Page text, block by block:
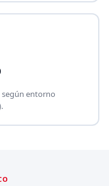
según entorno